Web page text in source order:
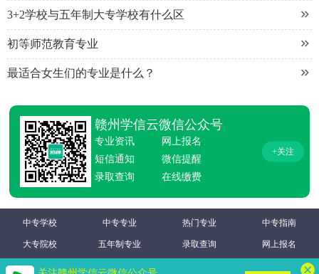

3+2学校与五年制大专学校有什么区

初等师范教育专业

最适合女生们的专业是什么？
赣州学信云微信公众号
专业资讯
网上报名
短信通知
微信提醒
录取查询
在线缴费
+关注
中专学校 中专专业 热门专业 中专指南
大专院校 五年制专业 录取查询 网上报名